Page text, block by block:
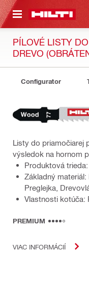
HLAVNÝ OBSAH
PÍLOVÉ LISTY
DREVO
Configurator
Listy do priamočiarej
výsledok na hornom
Produktová
Základný
Preglejka,
Vlastnosti kotúča:
PREMIUM
VIAC INFORMÁCIÍ